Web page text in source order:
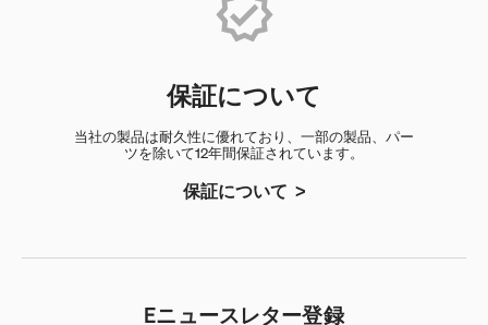
保証について
当社の製品は耐久性に優れており、一部の製品、パー
ツを除いて12年間保証されています。
保証について
Eニュースレター登録